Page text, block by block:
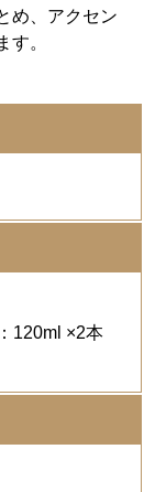
め、アクセン
す。
120ml ×2本